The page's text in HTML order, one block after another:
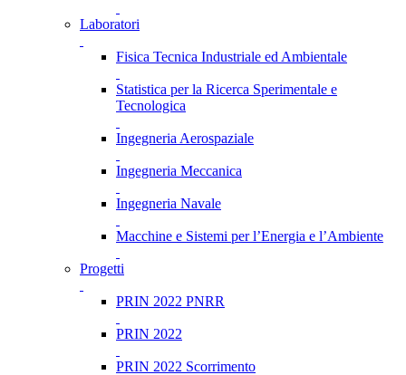
Laboratori
Fisica Tecnica Industriale ed Ambientale
Statistica per la Ricerca Sperimentale e
Tecnologica
Ingegneria Aerospaziale
Ingegneria Meccanica
Ingegneria Navale
Macchine e Sistemi per l’Energia e l’Ambiente
Progetti
PRIN 2022 PNRR
PRIN 2022
PRIN 2022 Scorrimento